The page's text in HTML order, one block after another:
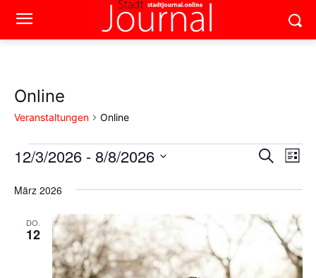
Online
Veranstaltungen Online
Veranstaltungen
Suche
und
SucheListe
12/3/2026 - 8/8/2026
wählen.
März 2026
DO.
12